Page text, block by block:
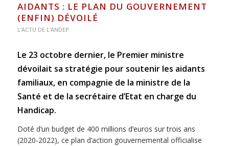
AIDANTS : LE PLAN DU GOUVERNEMENT
(ENFIN) DÉVOILÉ
L'ACTU DE L'ANDEP
Le 23 octobre dernier, le Premier ministre
dévoilait sa stratégie pour soutenir les aidants
familiaux, en compagnie de la ministre de la
Santé et de la secrétaire d’Etat en charge du
Handicap.
Doté d’un budget de 400 millions d’euros sur trois ans
(2020-2022), ce plan d’action gouvernemental officialise